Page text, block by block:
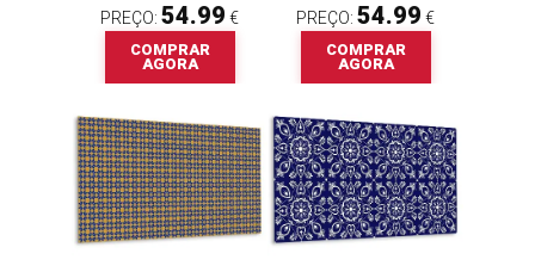
PREÇO: 54.99 €
COMPRAR
AGORA
PREÇO: 54.99 €
COMPRAR
AGORA